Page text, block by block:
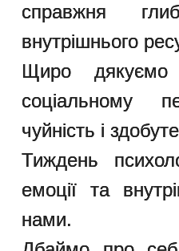
справжня
внутрішнього
Щиро дякуємо
соціальному
чуйність і
Тиждень
емоції та
нами.